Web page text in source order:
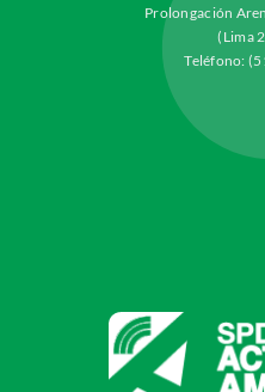
Prolongación
(Lima
Teléfono: